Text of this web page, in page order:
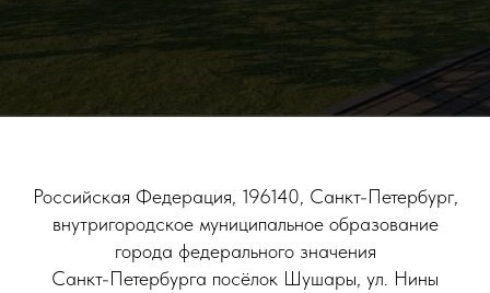
Российская Федерация, 196140, Санкт-Петербург,
внутригородское муниципальное образование
города федерального значения
Санкт-Петербурга посёлок Шушары, ул. Нины